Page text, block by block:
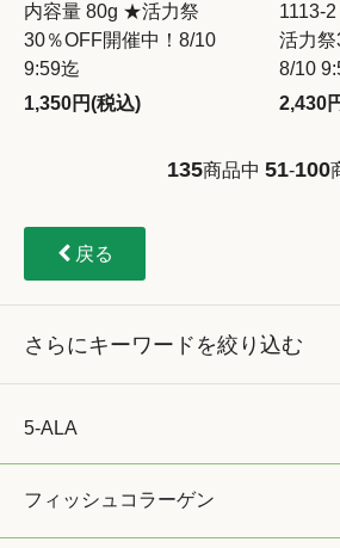
内容量 80g ★活力祭
30％OFF開催中！8/10
9:59迄
1,350円(税込)
1113-
活力祭
8/10
2,430
135商品中 51-100
戻る
さらにキーワードを絞り込む
5-ALA
フィッシュコラーゲン